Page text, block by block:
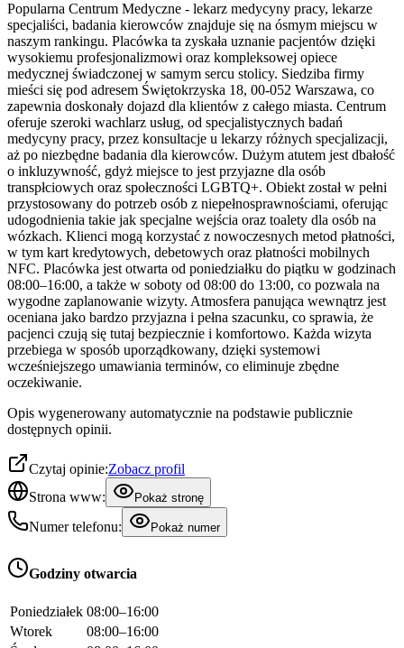
Popularna Centrum Medyczne - lekarz medycyny pracy, lekarze
specjaliści, badania kierowców znajduje się na ósmym miejscu w
naszym rankingu. Placówka ta zyskała uznanie pacjentów dzięki
wysokiemu profesjonalizmowi oraz kompleksowej opiece
medycznej świadczonej w samym sercu stolicy. Siedziba firmy
mieści się pod adresem Świętokrzyska 18, 00-052 Warszawa, co
zapewnia doskonały dojazd dla klientów z całego miasta. Centrum
oferuje szeroki wachlarz usług, od specjalistycznych badań
medycyny pracy, przez konsultacje u lekarzy różnych specjalizacji,
aż po niezbędne badania dla kierowców. Dużym atutem jest dbałość
o inkluzywność, gdyż miejsce to jest przyjazne dla osób
transpłciowych oraz społeczności LGBTQ+. Obiekt został w pełni
przystosowany do potrzeb osób z niepełnosprawnościami, oferując
udogodnienia takie jak specjalne wejścia oraz toalety dla osób na
wózkach. Klienci mogą korzystać z nowoczesnych metod płatności,
w tym kart kredytowych, debetowych oraz płatności mobilnych
NFC. Placówka jest otwarta od poniedziałku do piątku w godzinach
08:00–16:00, a także w soboty od 08:00 do 13:00, co pozwala na
wygodne zaplanowanie wizyty. Atmosfera panująca wewnątrz jest
oceniana jako bardzo przyjazna i pełna szacunku, co sprawia, że
pacjenci czują się tutaj bezpiecznie i komfortowo. Każda wizyta
przebiega w sposób uporządkowany, dzięki systemowi
wcześniejszego umawiania terminów, co eliminuje zbędne
oczekiwanie.
Opis wygenerowany automatycznie na podstawie publicznie
dostępnych opinii.
Czytaj opinie:Zobacz profil
Strona www:
Pokaż stronę
Numer telefonu: Pokaż numer
Godziny otwarcia
Poniedziałek 08:00–16:00
Wtorek
08:00–16:00